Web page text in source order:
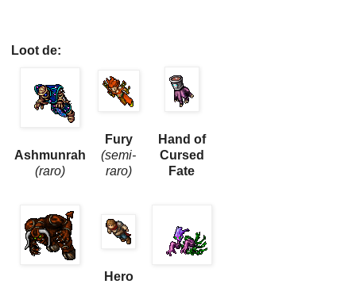
Loot de:
Ashmunrah
(raro)
Fury
(semi-
raro)
Hand of
Cursed
Fate
Hero